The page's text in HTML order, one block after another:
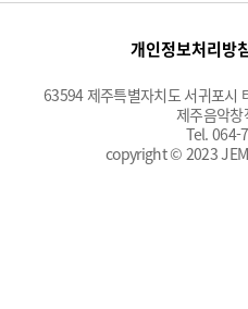
개인정보처리방
63594 제주특별자치도 서귀포시
제주음악
Tel. 064-
copyright © 2023